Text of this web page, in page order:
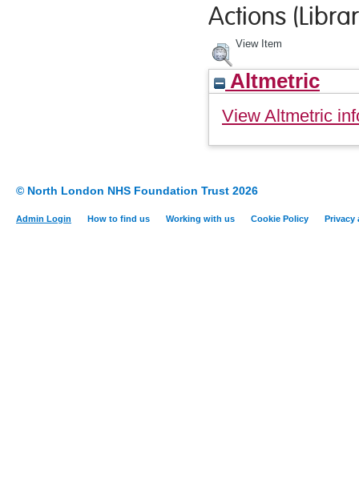
Actions
View Item
Altmetric
View Altmetric
© North London NHS Foundation Trust 2026
Admin Login How to find us Working with us Cookie Policy Privacy